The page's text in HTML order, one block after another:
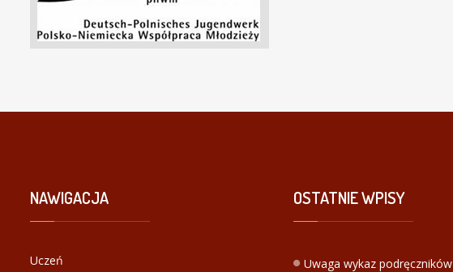
NAWIGACJA
Uczeń
OSTATNIEWPISY
Uwaga wykaz podręczników